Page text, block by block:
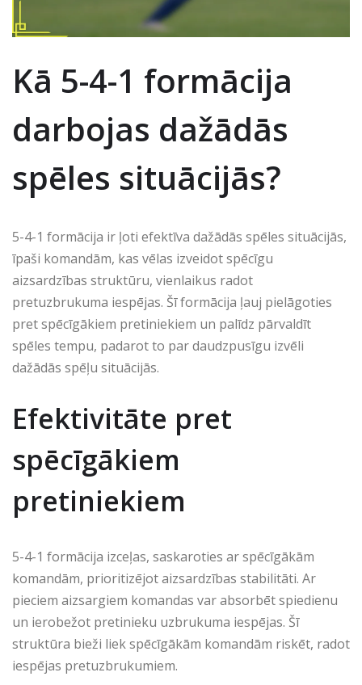
Kā 5-4-1 formācija
darbojas dažādās
spēles situācijās?
5-4-1 formācija ir ļoti efektīva dažādās spēles situācijās,
īpaši komandām, kas vēlas izveidot spēcīgu
aizsardzības struktūru, vienlaikus radot
pretuzbrukuma iespējas. Šī formācija ļauj pielāgoties
pret spēcīgākiem pretiniekiem un palīdz pārvaldīt
spēles tempu, padarot to par daudzpusīgu izvēli
dažādās spēļu situācijās.
Efektivitāte pret
spēcīgākiem
pretiniekiem
5-4-1 formācija izceļas, saskaroties ar spēcīgākām
komandām, prioritizējot aizsardzības stabilitāti. Ar
pieciem aizsargiem komandas var absorbēt spiedienu
un ierobežot pretinieku uzbrukuma iespējas. Šī
struktūra bieži liek spēcīgākām komandām riskēt, radot
iespējas pretuzbrukumiem.